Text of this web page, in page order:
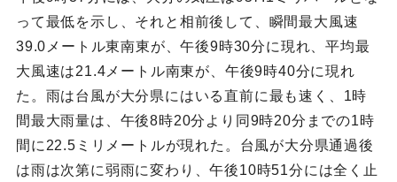
って最低を示し、それと相前後して、瞬間最大風速
39.0メートル東南東が、午後9時30分に現れ、平均最
大風速は21.4メートル南東が、午後9時40分に現れ
た。雨は台風が大分県にはいる直前に最も速く、1時
間最大雨量は、午後8時20分より同9時20分までの1時
間に22.5ミリメートルが現れた。台風が大分県通過後
は雨は次第に弱雨に変わり、午後10時51分には全く止